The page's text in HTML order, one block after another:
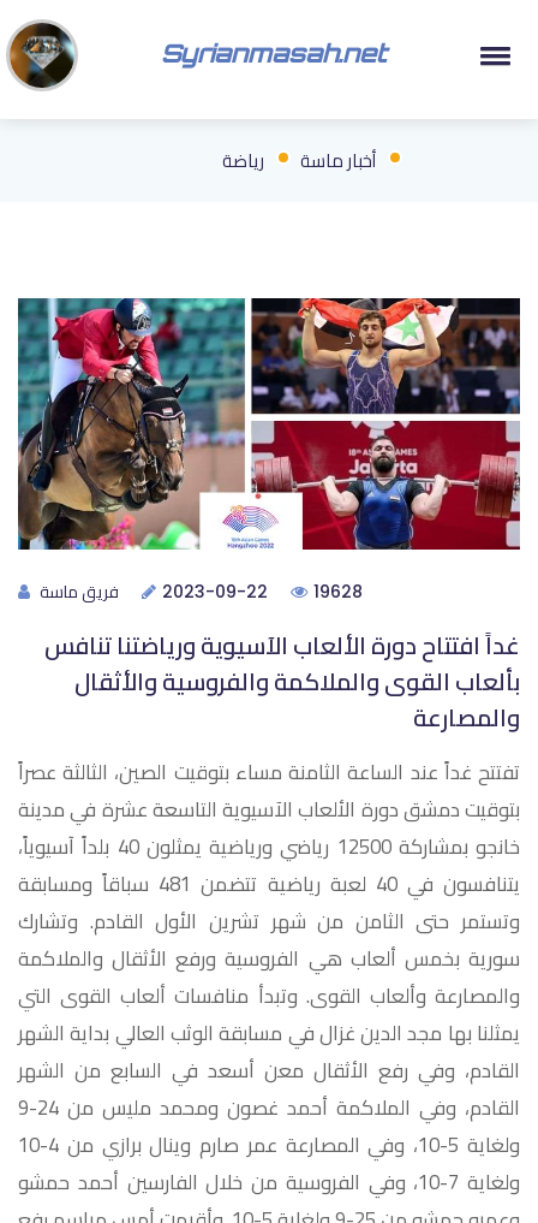
Syrianmasah.net
أخبار ماسة رياضة
فريق ماسة 2023-09-22 19628
غداً افتتاح دورة الألعاب الآسيوية ورياضتنا تنافس
بألعاب القوى والملاكمة والفروسية والأثقال
والمصارعة
تفتتح غداً عند الساعة الثامنة مساء بتوقيت الصين، الثالثة عصراً
بتوقيت دمشق دورة الألعاب الآسيوية التاسعة عشرة في مدينة
خانجو بمشاركة 12500 رياضي ورياضية يمثلون 40 بلداً آسيوياً،
يتنافسون في 40 لعبة رياضية تتضمن 481 سباقاً ومسابقة
وتستمر حتى الثامن من شهر تشرين الأول القادم. وتشارك
سورية بخمس ألعاب هي الفروسية ورفع الأثقال والملاكمة
والمصارعة وألعاب القوى. وتبدأ منافسات ألعاب القوى التي
يمثلنا بها مجد الدين غزال في مسابقة الوثب العالي بداية الشهر
القادم، وفي رفع الأثقال معن أسعد في السابع من الشهر
القادم، وفي الملاكمة أحمد غصون ومحمد مليس من 24-9
ولغاية 5-10، وفي المصارعة عمر صارم وينال برازي من 4-10
ولغاية 7-10، وفي الفروسية من خلال الفارسين أحمد حمشو